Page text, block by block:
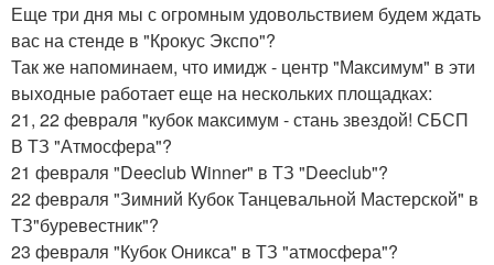
Еще три дня мы с огромным удовольствием будем ждать
вас на стенде в "Крокус Экспо"?
Так же напоминаем, что имидж - центр "Максимум" в эти
выходные работает еще на нескольких площадках:
21, 22 февраля "кубок максимум - стань звездой! СБСП
В ТЗ "Атмосфера"?
21 февраля "Deeclub Winner" в ТЗ "Deeclub"?
22 февраля "Зимний Кубок Танцевальной Мастерской" в
ТЗ"буревестник"?
23 февраля "Кубок Оникса" в ТЗ "атмосфера"?